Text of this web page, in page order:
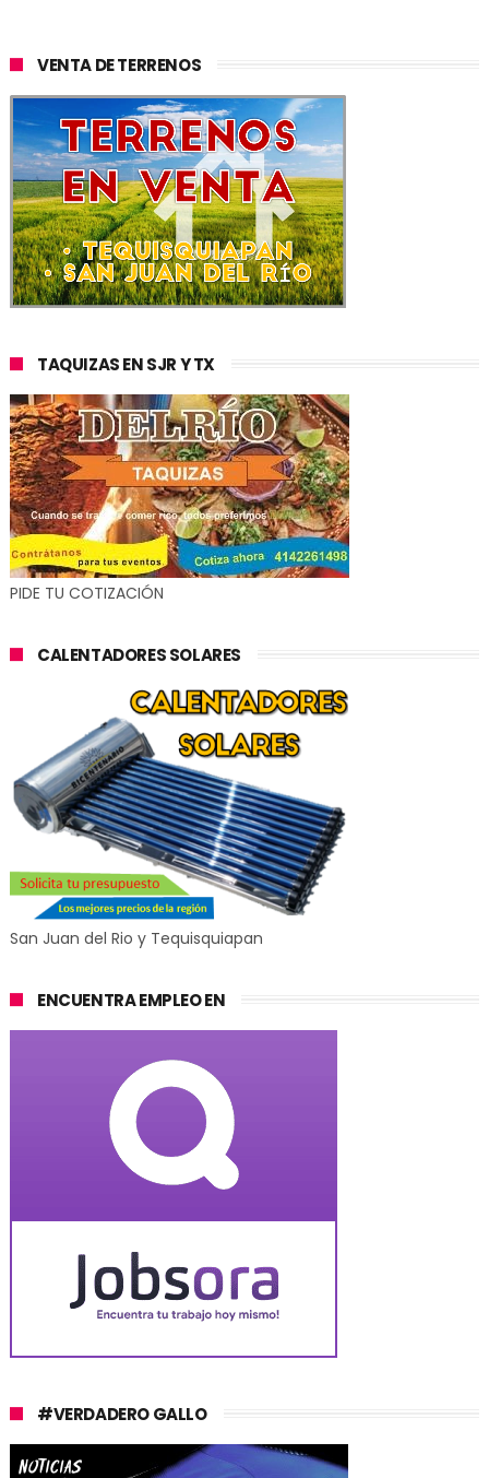
VENTA DE TERRENOS
TAQUIZAS EN SJR Y TX
PIDE TU COTIZACIÓN
CALENTADORES SOLARES
San Juan del Rio y Tequisquiapan
ENCUENTRA EMPLEO EN
#VERDADERO GALLO